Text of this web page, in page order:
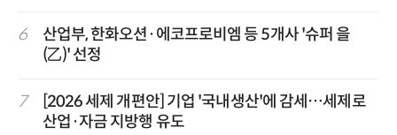
6
산업부, 한화오션·에코프로비엠 등 5개사 '슈퍼 을
(乙)' 선정
7
[2026 세제 개편안] 기업 '국내생산'에 감세…세제로
산업·자금 지방행 유도